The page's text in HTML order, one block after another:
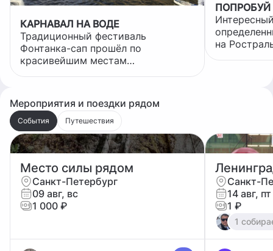
КАРНАВАЛ НА ВОДЕ
Традиционный фестиваль
Фонтанка-сап прошёл по
красивейшим местам
все костюмы удалось нормально
сфоткать - они же двигаются😅
Запомнились папуасы в кудрявых
париках с огромными красными
изящных китайских костюмах,
вообще разных национальных
костюмов было много, а также
героев сказок и фильмов. На
ПОПРОБУЙ
на
Мероприятия и поездки рядом
События Путешествия
Место силы рядом
Санкт-Петербург
09 авг, вс
1 000 ₽
Санкт-
14 авг, пт
1 ₽
1